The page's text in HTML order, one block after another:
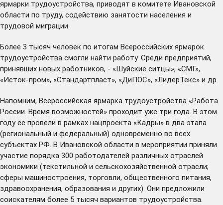
ярмарки трудоустройства, приводят в комитете Ивановской
области по труду, содействию занятости населения и
трудовой миграции.
Более 3 тысяч человек по итогам Всероссийских ярмарок
трудоустройства смогли найти работу. Среди предприятий,
принявших новых работников, - «Шуйские ситцы», «СМГ»,
«Исток-пром», «Стандартпласт», «ДиПОС», «ЛидерТекс» и др.
Напомним, Всероссийская ярмарка трудоустройства «Работа
России. Время возможностей» проходит уже три года. В этом
году ее провели в рамках нацпроекта «Кадры» в два этапа
(региональный и федеральный) одновременно во всех
субъектах РФ. В Ивановской области в мероприятии приняли
участие порядка 300 работодателей различных отраслей
экономики (текстильной и сельскохозяйственной отрасли;
сферы машиностроения, торговли, общественного питания,
здравоохранения, образования и других). Они предложили
соискателям более 5 тысяч вариантов трудоустройства.